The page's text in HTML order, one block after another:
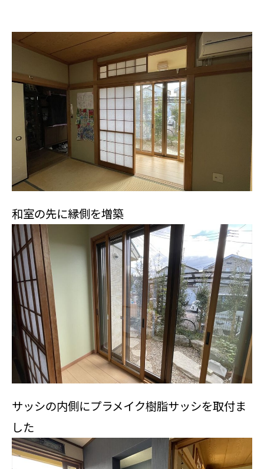
和室の先に縁側を増築
サッシの内側にプラメイク樹脂サッシを取付ま
した